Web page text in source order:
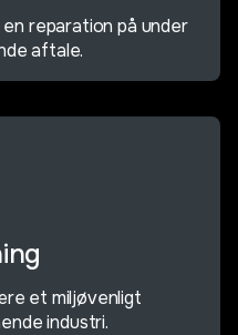
reparation på under
aftale.
et miljøvenligt
industri.